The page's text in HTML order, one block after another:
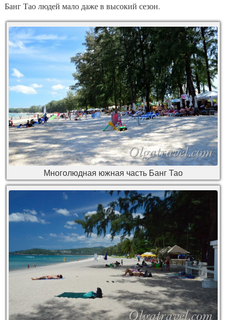
Банг Тао людей мало даже в высокий сезон.
Многолюдная южная часть Банг Тао